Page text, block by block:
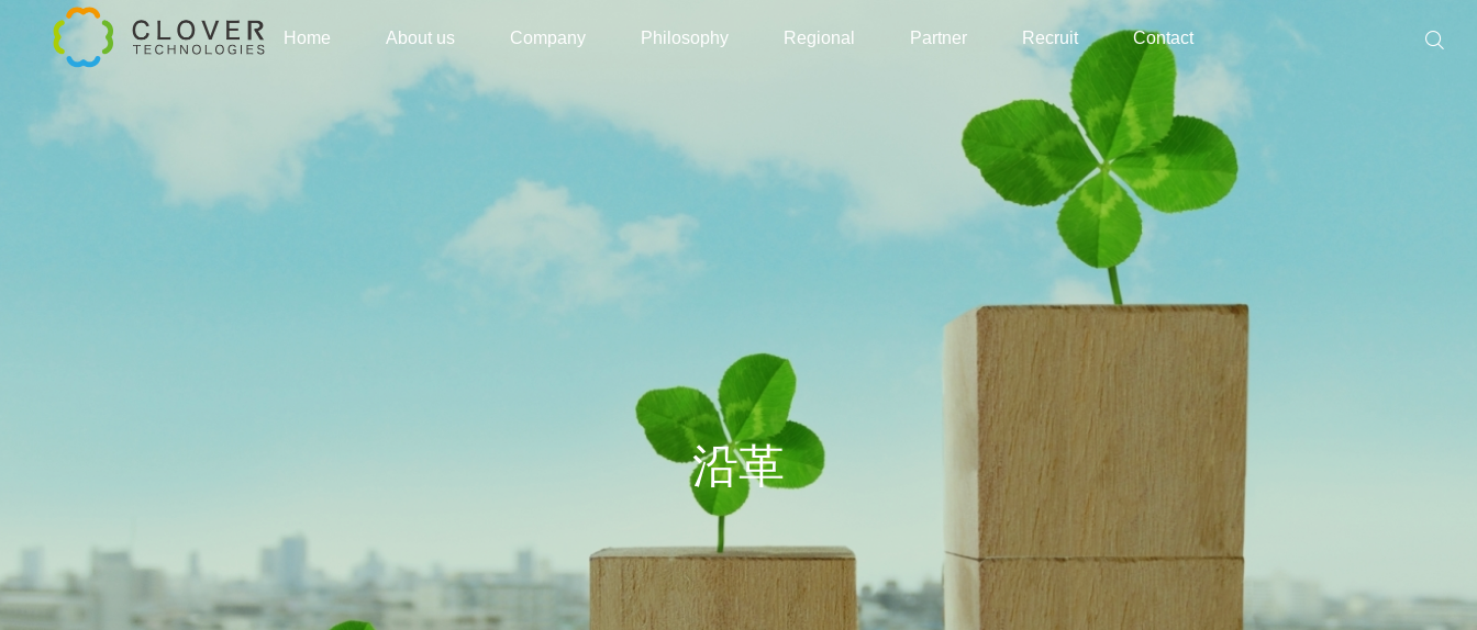
Home About us Company Philosophy Regional Partner Recruit Contact
沿革